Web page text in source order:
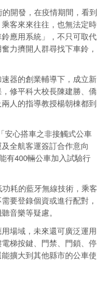
開發，在疫情期間，看到
客來來往往，也無法定時
應用系統」，不只可取代
力擠開人群尋找下車鈴，
器的創業輔導下，成立新
修平科大校長陳建勝、僑
人的指導教授楊朝棟都到
安心搭車之非接觸式公車
全航客運簽訂合作意向
有400輛公車加入試驗行
耗的藍牙無線技術，乘客
要登錄個資或進行配對，
音樂等疑慮。
場域，未來還可廣泛運用
梯按鍵、門禁、門鎖、停
擴大到其他縣市的公車使